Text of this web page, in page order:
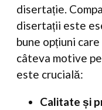
disertație.
disertații este
bune opțiuni
câteva motive
este crucială:
Calitate și